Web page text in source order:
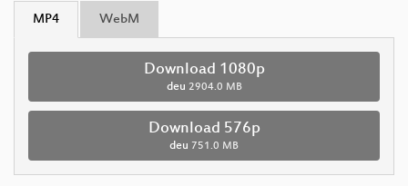
MP4 WebM
Download 1080p
deu 2904.0 MB
Download 576p
deu 751.0 MB